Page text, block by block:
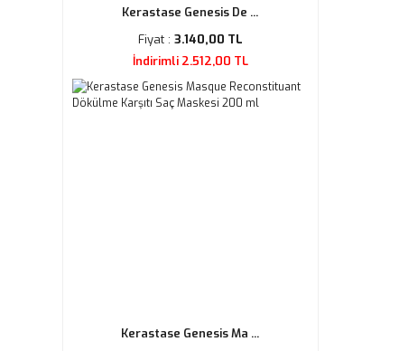
Kerastase Genesis De ...
Fiyat : 3.140,00 TL
İndirimli 2.512,00 TL
Kerastase Genesis Ma ...